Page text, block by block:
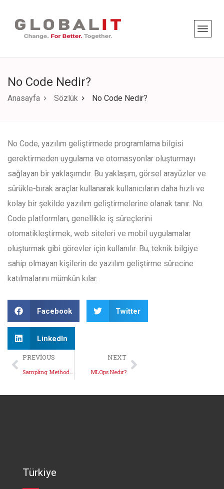
No Code Nedir?
Anasayfa Sözlük No Code Nedir?
No Code, yazılım geliştirmede programlama bilgisi
gerektirmeden uygulama ve otomasyonlar oluşturmayı
sağlayan bir yaklaşımdır. Bu yaklaşım, görsel arayüzler ve
sürükle-bırak araçlar kullanarak kullanıcıların daha hızlı ve
kolay bir şekilde yazılım geliştirmelerine olanak tanır. No
Code platformları, genellikle iş süreçlerini
otomatikleştirmek, web siteleri ve mobil uygulamalar
oluşturmak gibi görevler için kullanılır. Bu, teknik bilgiye
sahip olmayan kişilerin de yazılım geliştirme sürecine
katılmalarını mümkün kılar.
Facebook Twitter
LinkedIn
PREVIOUS
Sampling Methods Nedir?
NEXT
MLOps Nedir?
Türkiye